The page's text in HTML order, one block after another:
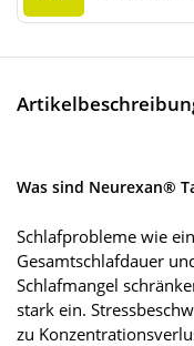
Was sind Neurexan®
Schlafprobleme wie
Gesamtschlafdauer
Schlafmangel
stark ein.
zu